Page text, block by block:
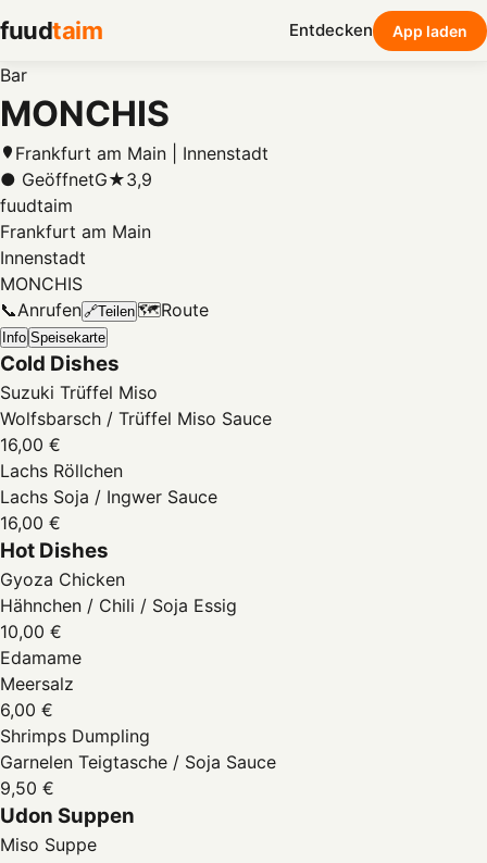
fuudtaim Entdecken App laden
Bar
MONCHIS
Frankfurt am Main | Innenstadt
● GeöffnetG★3,9
fuudtaim
Frankfurt am Main
Innenstadt
MONCHIS
📞Anrufen🔗Teilen 🗺️Route
Info Speisekarte
Cold Dishes
Suzuki Trüffel Miso
Wolfsbarsch / Trüffel Miso Sauce
16,00 €
Lachs Röllchen
Lachs Soja / Ingwer Sauce
16,00 €
Hot Dishes
Gyoza Chicken
Hähnchen / Chili / Soja Essig
10,00 €
Edamame
Meersalz
6,00 €
Shrimps Dumpling
Garnelen Teigtasche / Soja Sauce
9,50 €
Udon Suppen
Miso Suppe